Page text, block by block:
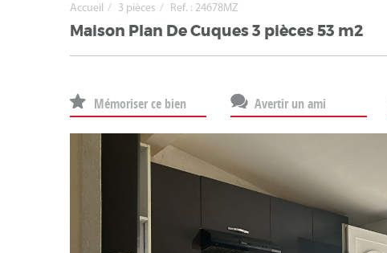
Accueil 3 pièces Ref. : 24678MZ
Maison Plan De Cuques 3 pièces 53 m2
Mémoriser ce bien Avertir un ami